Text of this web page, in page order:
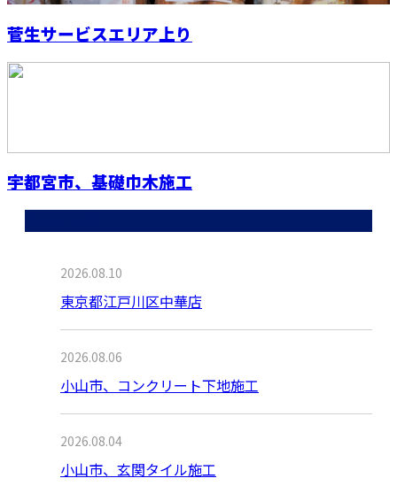
菅生サービスエリア上り
宇都宮市、基礎巾木施工
2026.08.10
東京都江戸川区中華店
2026.08.06
小山市、コンクリート下地施工
2026.08.04
小山市、玄関タイル施工